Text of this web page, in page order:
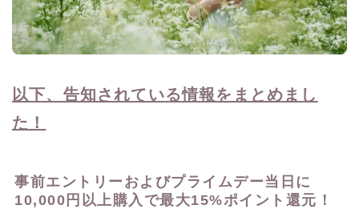
以下、告知されている情報をまとめまし
た！
事前エントリーおよびプライムデー当日に
10,000円以上購入で最大15%ポイント還元！